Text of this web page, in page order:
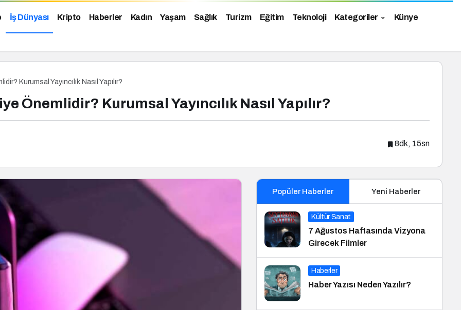
İş Dünyası Kripto Haberler Kadın Yaşam Sağlık Turizm Eğitim Teknoloji Kategoriler Künye
Kurumsal Yayıncılık Nasıl Yapılır?
Önemlidir? Kurumsal Yayıncılık Nasıl Yapılır?
8dk, 15sn
Popüler Haberler Yeni Haberler
Kültür Sanat
7 Ağustos Haftasında Vizyona
Girecek Filmler
Haberler
Haber Yazısı Neden Yazılır?